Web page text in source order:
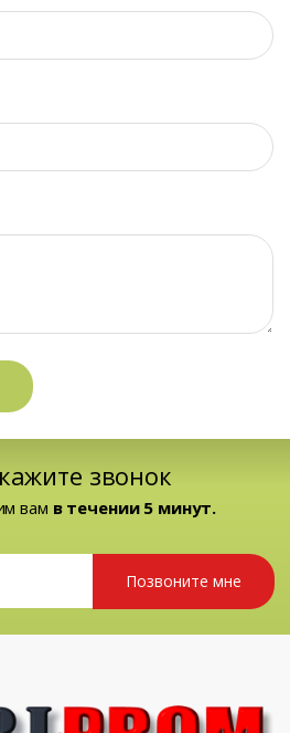
звонок
вам в течении 5 минут.
Позвоните мне